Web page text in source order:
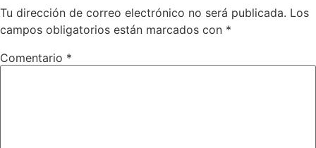
Tu dirección de correo electrónico no será publicada. Los
campos obligatorios están marcados con *
Comentario *